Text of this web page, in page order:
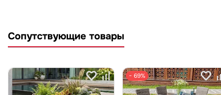
Сопутствующие товары
− 69%